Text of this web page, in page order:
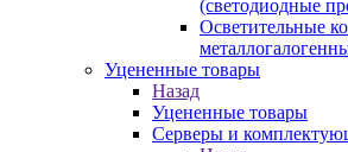
(светодиодные
Осветительные
Уцененные товары
Назад
Уцененные товары
Серверы и